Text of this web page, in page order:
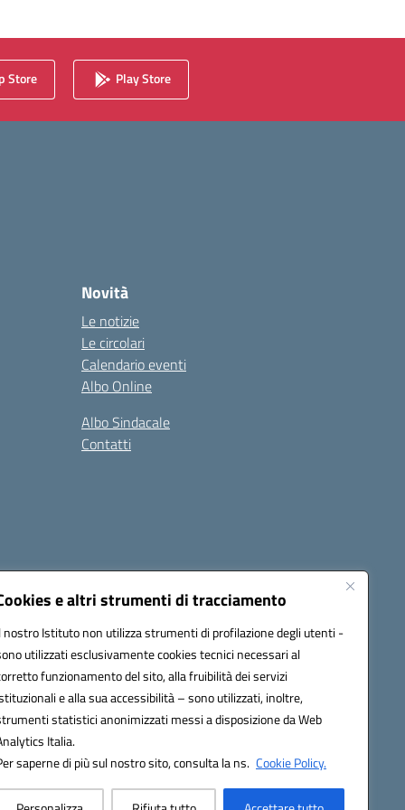
e altri strumenti di tracciamento
nostro Istituto non utilizza strumenti di profilazione degli utenti -
utilizzati esclusivamente cookies tecnici necessari al
funzionamento del sito, alla fruibilità dei servizi
e alla sua accessibilità – sono utilizzati, inoltre,
statistici anonimizzati messi a disposizione da Web
Italia.
saperne di più sul nostro sito, consulta la ns. Cookie Policy.
Store Play Store
Novità
Le notizie
Le circolari
Calendario eventi
Albo Online
Albo Sindacale
Contatti
ctic8bl002@pec.istruzione.it